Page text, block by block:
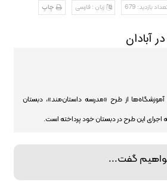
بازدید: 679 زبان : فارسی چاپ
آبادان
از طرح «مدرسه داستان‌مند»، دبستان
به اجرای این طرح در دبستان خود پرداخته است.
گفت...